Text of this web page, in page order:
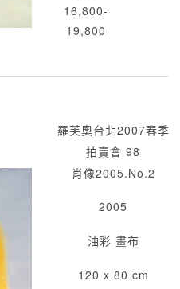
16,800-
19,800
羅芙奧台北2007春季
拍賣會 98
肖像2005.No.2
2005
油彩 畫布
120 x 80 cm